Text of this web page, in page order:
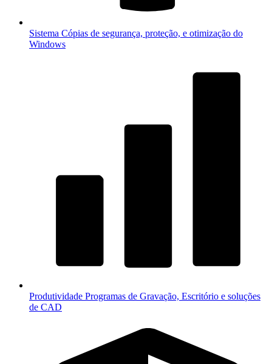
Sistema Cópias de segurança, proteção, e otimização do
Windows
Produtividade Programas de Gravação, Escritório e soluções
de CAD